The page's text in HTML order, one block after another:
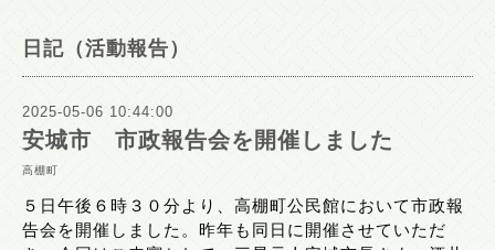
日記（活動報告）
2025-05-06 10:44:00
安城市 市政報告会を開催しました
高棚町
５日午後６時３０分より、高棚町公民館において市政報
告会を開催しました。昨年も同日に開催させていただ